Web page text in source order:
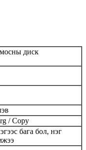
диск
/ Copy
бага бол, нэг